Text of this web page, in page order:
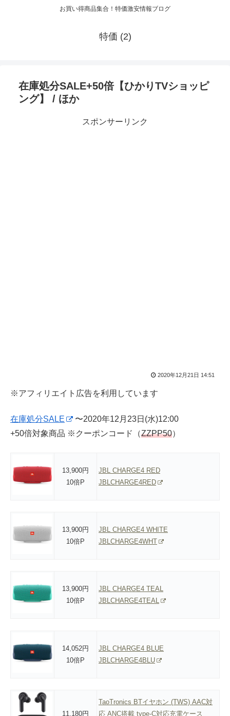
お買い得商品集合！特価激安情報ブログ
特価 (2)
在庫処分SALE+50倍【ひかりTVショッピ
ング】 / ほか
スポンサーリンク
2020年12月21日 14:51
※アフィリエイト広告を利用しています
在庫処分SALE
〜2020年12月23日(水)12:00
+50倍対象商品 ※クーポンコード（ZZPP50）
13,900円
10倍P
JBL CHARGE4 RED
JBLCHARGE4RED
13,900円
10倍P
JBL CHARGE4 WHITE
JBLCHARGE4WHT
13,900円
10倍P
JBL CHARGE4 TEAL
JBLCHARGE4TEAL
14,052円
10倍P
JBL CHARGE4 BLUE
JBLCHARGE4BLU
11,180円
TaoTronics BTイヤホン (TWS) AAC対
応 ANC搭載 type-C対応充電ケース